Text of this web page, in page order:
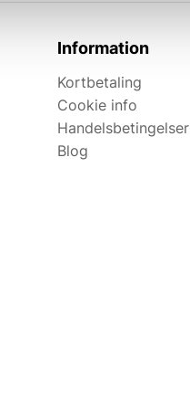
Information
Kortbetaling
Cookie info
Handelsbetingelser
Blog